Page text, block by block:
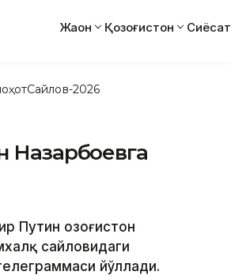
Жаҳон Қозоғистон Сиёсат
Сайлов-2026
Назарбоевга
Путин Қозоғистон
сайловидаги
йўллади.